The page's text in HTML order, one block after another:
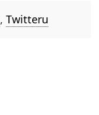
, Twitteru